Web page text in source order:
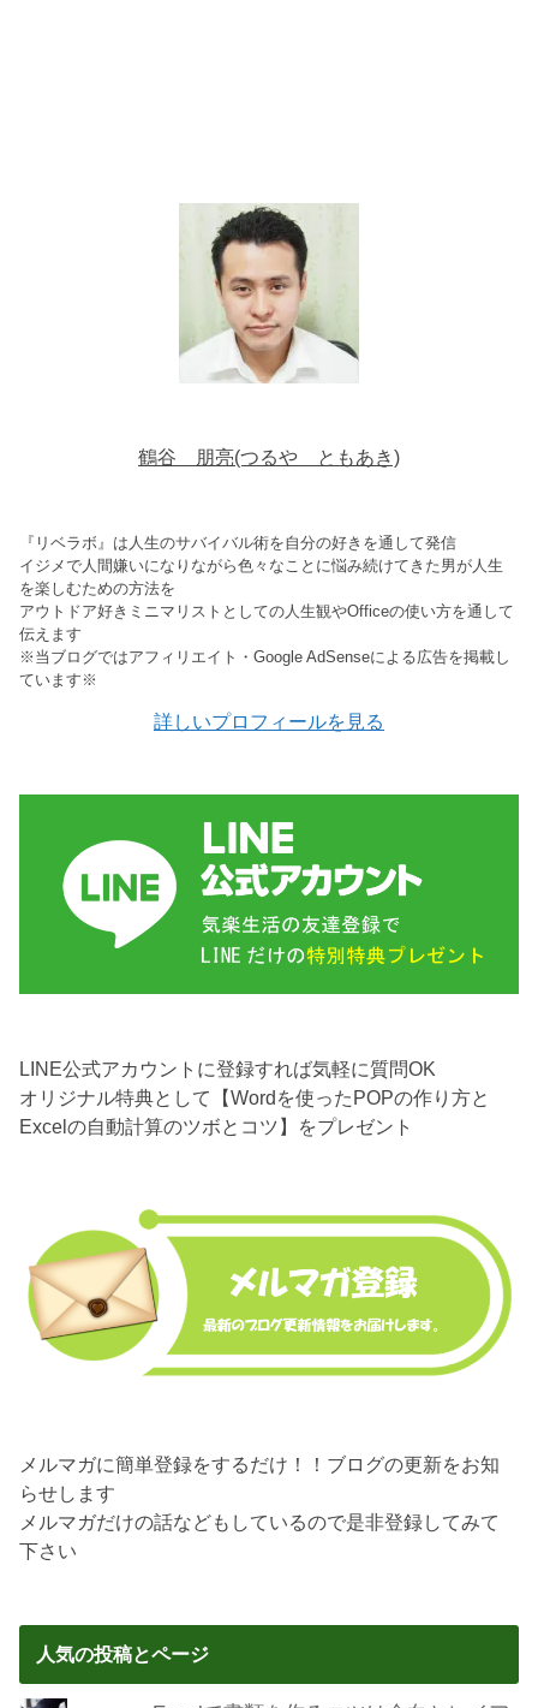
鶴谷 朋亮(つるや ともあき)
『リベラボ』は人生のサバイバル術を自分の好きを通して発信
イジメで人間嫌いになりながら色々なことに悩み続けてきた男が人生
を楽しむための方法を
アウトドア好きミニマリストとしての人生観やOfficeの使い方を通して
伝えます
※当ブログではアフィリエイト・Google AdSenseによる広告を掲載し
ています※
詳しいプロフィールを見る
LINE公式アカウントに登録すれば気軽に質問OK
オリジナル特典として【Wordを使ったPOPの作り方と
Excelの自動計算のツボとコツ】をプレゼント
メルマガに簡単登録をするだけ！！ブログの更新をお知
らせします
メルマガだけの話などもしているので是非登録してみて
下さい
人気の投稿とページ